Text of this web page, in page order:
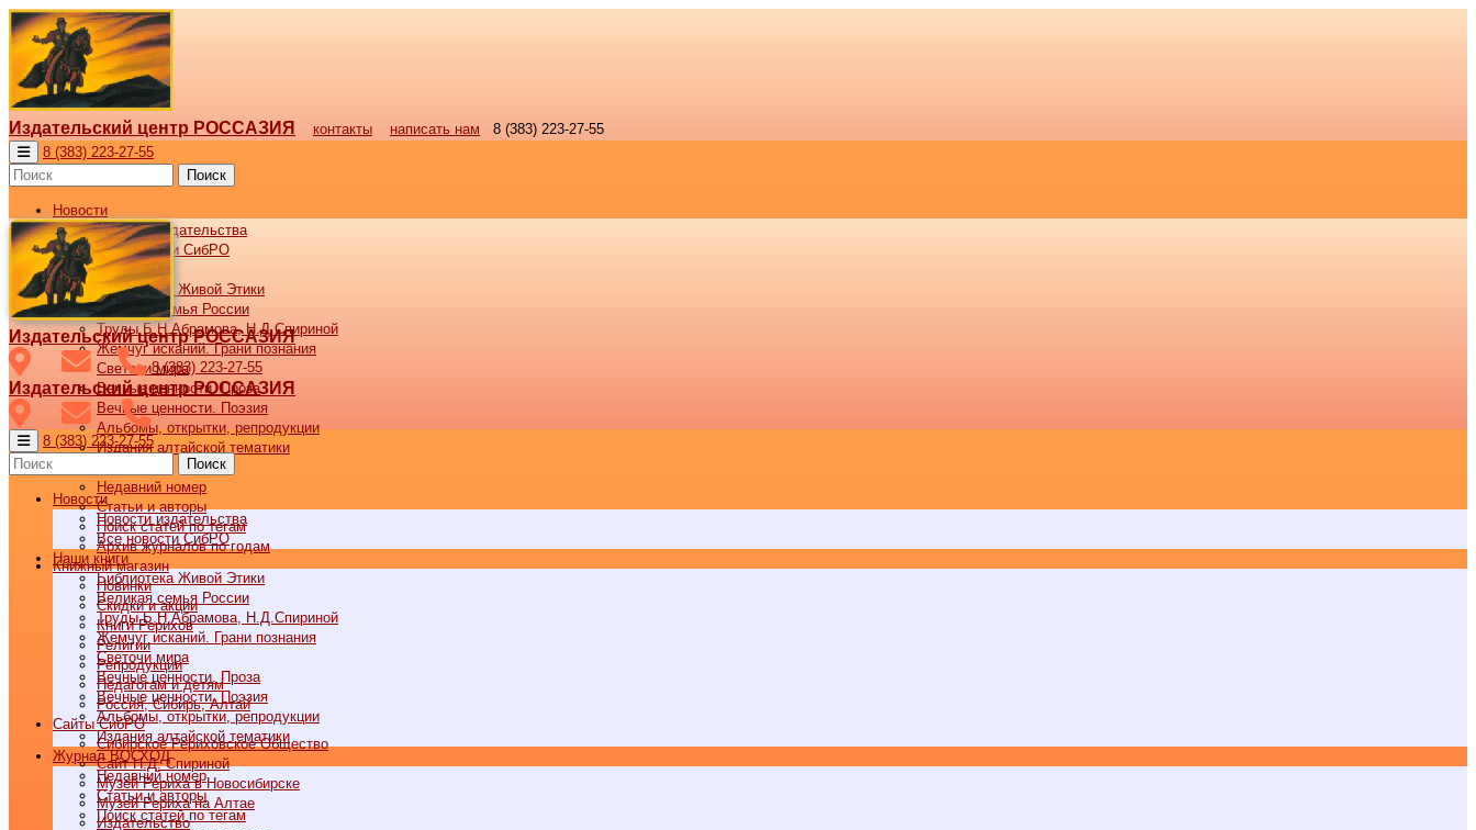
Издательский центр РОССАЗИЯ контакты написать нам
8 (383) 223-27-55
8 (383) 223-27-55
Поиск
Новости
Новости издательства
Все новости СибРО
Наши книги
Библиотека Живой Этики
Великая семья России
Труды Б.Н.Абрамова, Н.Д.Спириной
Жемчуг исканий. Грани познания
Светочи мира
Вечные ценности. Проза
Вечные ценности. Поэзия
Альбомы, открытки, репродукции
Издания алтайской тематики
Недавний номер
Статьи и авторы
Поиск статей по тегам
Архив журналов по годам
Книжный магазин
Новинки
Скидки и акции
Книги Рерихов
Религии
Репродукции
Педагогам и детям
Россия, Сибирь, Алтай
Cайты СибРО
Сибирское Рериховское Общество
Сайт Н.Д. Спириной
Музей Рериха в Новосибирске
Музей Рериха на Алтае
Издательство
Издательский центр РОССАЗИЯ
8 (383) 223-27-55
Издательский центр РОССАЗИЯ
8 (383) 223-27-55
Поиск
Новости
Новости издательства
Все новости СибРО
Наши книги
Библиотека Живой Этики
Великая семья России
Труды Б.Н.Абрамова, Н.Д.Спириной
Жемчуг исканий. Грани познания
Светочи мира
Вечные ценности. Проза
Вечные ценности. Поэзия
Альбомы, открытки, репродукции
Издания алтайской тематики
Журнал ВОСХОД
Недавний номер
Статьи и авторы
Поиск статей по тегам